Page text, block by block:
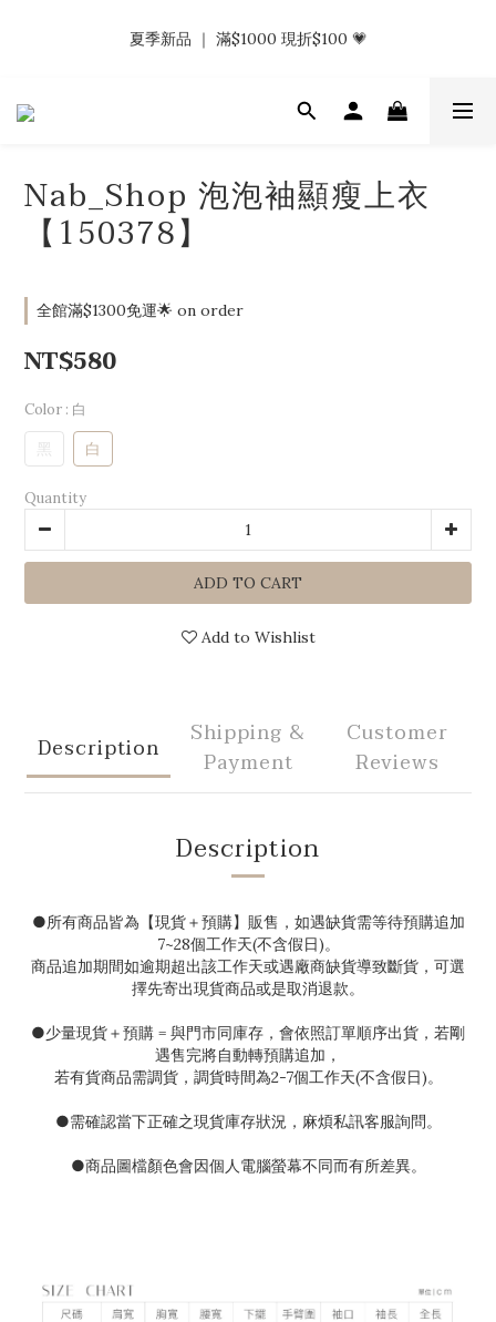
金.ᐟ.ᐟ
夏季新品 ｜ 滿$1000 現折$100 💗
𝗡𝗮𝗯_𝗚𝗶𝗿𝗹𝘀大量募集中｜於社群分享標記回傳 找小編領取購物
Nab_Shop 泡泡袖顯瘦上衣
【150378】
全館滿$1300免運🌟 on order
NT$580
Color : 白
黑 白
Quantity
ADD TO CART
Add to Wishlist
Description
Shipping &
Payment
Customer
Reviews
Description
●所有商品皆為【現貨＋預購】販售，如遇缺貨需等待預購追加
7~28個工作天(不含假日)。
商品追加期間如逾期超出該工作天或遇廠商缺貨導致斷貨，可選
擇先寄出現貨商品或是取消退款。
●少量現貨＋預購 = 與門市同庫存，會依照訂單順序出貨，若剛
遇售完將自動轉預購追加，
若有貨商品需調貨，調貨時間為2-7個工作天(不含假日)。
●需確認當下正確之現貨庫存狀況，麻煩私訊客服詢問。
●商品圖檔顏色會因個人電腦螢幕不同而有所差異。